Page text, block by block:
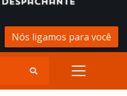
Nós ligamos para você